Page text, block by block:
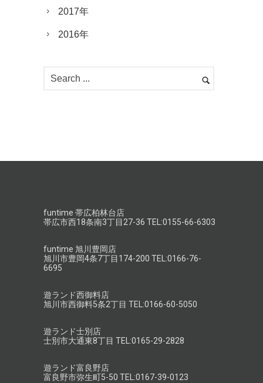
2017年
2016年
funtime 帯広柏林台店
帯広市西18条南3丁目27-36 TEL:0155-66-6303
funtime 旭川豊岡店
旭川市豊岡4条7丁目174-200 TEL:0166-76-
6695
遊ランド西御料店
旭川市西御料5条2丁目 TEL:0166-60-5050
遊ランド士別店
士別市大通東8丁目 TEL:0165-29-2828
遊ランド富良野店
富良野市弥生町5-50 TEL:0167-39-0123